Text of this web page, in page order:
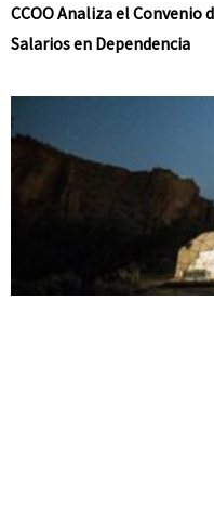
CCOO Analiza el Convenio
Salarios en Dependencia